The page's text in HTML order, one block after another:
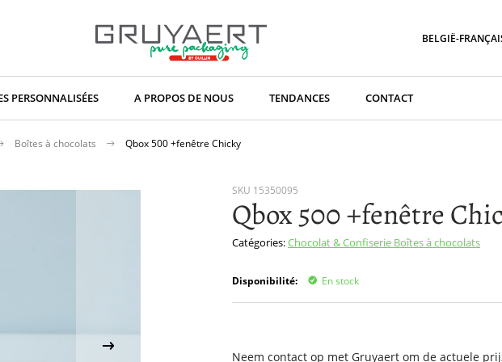
Langue
BELGIË-
PERSONNALISÉES A PROPOS DE NOUS TENDANCES CONTACT
Boîtes à chocolats Qbox 500 +fenêtre Chicky
SKU 15350095
Qbox 500 +fenêtre
Catégories:Chocolat & Confiserie Boîtes à chocolats
Disponibilité: En stock
Neem contact op met Gruyaert om de actuele